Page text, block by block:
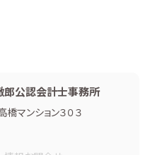
公認会計士事務所
マンション３０３